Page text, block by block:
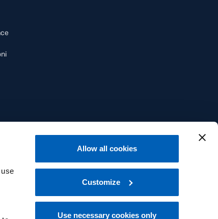
Allow all cookies
Customize
Use necessary cookies only